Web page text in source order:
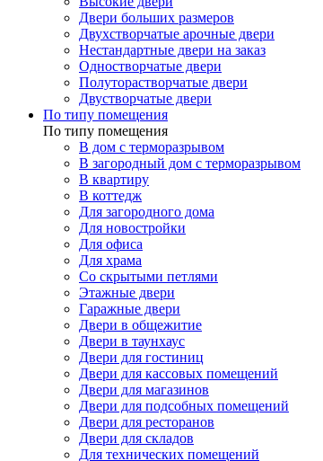
Двери больших размеров
Двухстворчатые арочные двери
Нестандартные двери на заказ
Одностворчатые двери
Полуторастворчатые двери
Двустворчатые двери
По типу помещения
По типу помещения
В дом с терморазрывом
В загородный дом с терморазрывом
В квартиру
В коттедж
Для загородного дома
Для новостройки
Для офиса
Для храма
Со скрытыми петлями
Этажные двери
Гаражные двери
Двери в общежитие
Двери в таунхаус
Двери для гостиниц
Двери для кассовых помещений
Двери для магазинов
Двери для подсобных помещений
Двери для ресторанов
Двери для складов
Для технических помещений